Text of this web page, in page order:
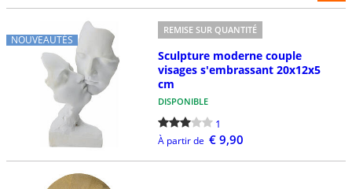
NOUVEAUTÉS
REMISE SUR QUANTITÉ
Sculpture moderne couple
visages s'embrassant 20x12x5
cm
DISPONIBLE
1
À partir de € 9,90